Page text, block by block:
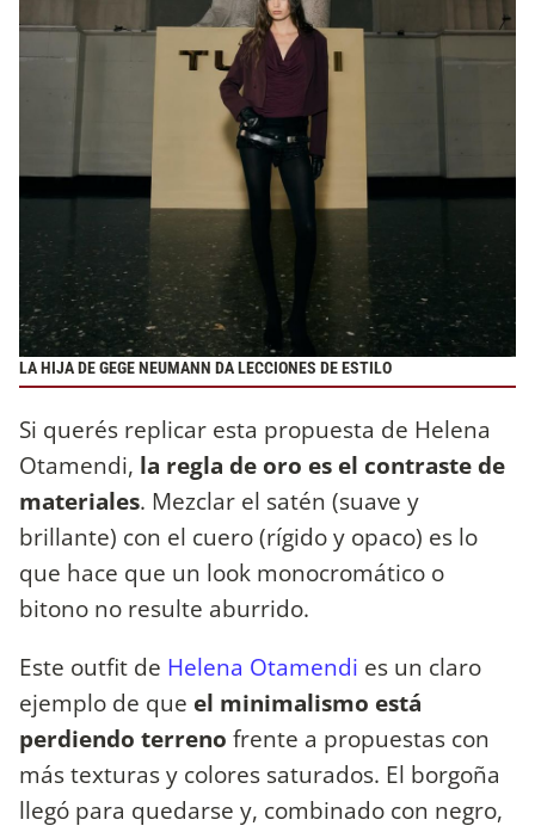
LA HIJA DE GEGE NEUMANN DA LECCIONES DE ESTILO
Si querés replicar esta propuesta de Helena
Otamendi, la regla de oro es el contraste de
materiales. Mezclar el satén (suave y
brillante) con el cuero (rígido y opaco) es lo
que hace que un look monocromático o
bitono no resulte aburrido.
Este outfit de Helena Otamendi es un claro
ejemplo de que el minimalismo está
perdiendo terreno frente a propuestas con
más texturas y colores saturados. El borgoña
llegó para quedarse y, combinado con negro,